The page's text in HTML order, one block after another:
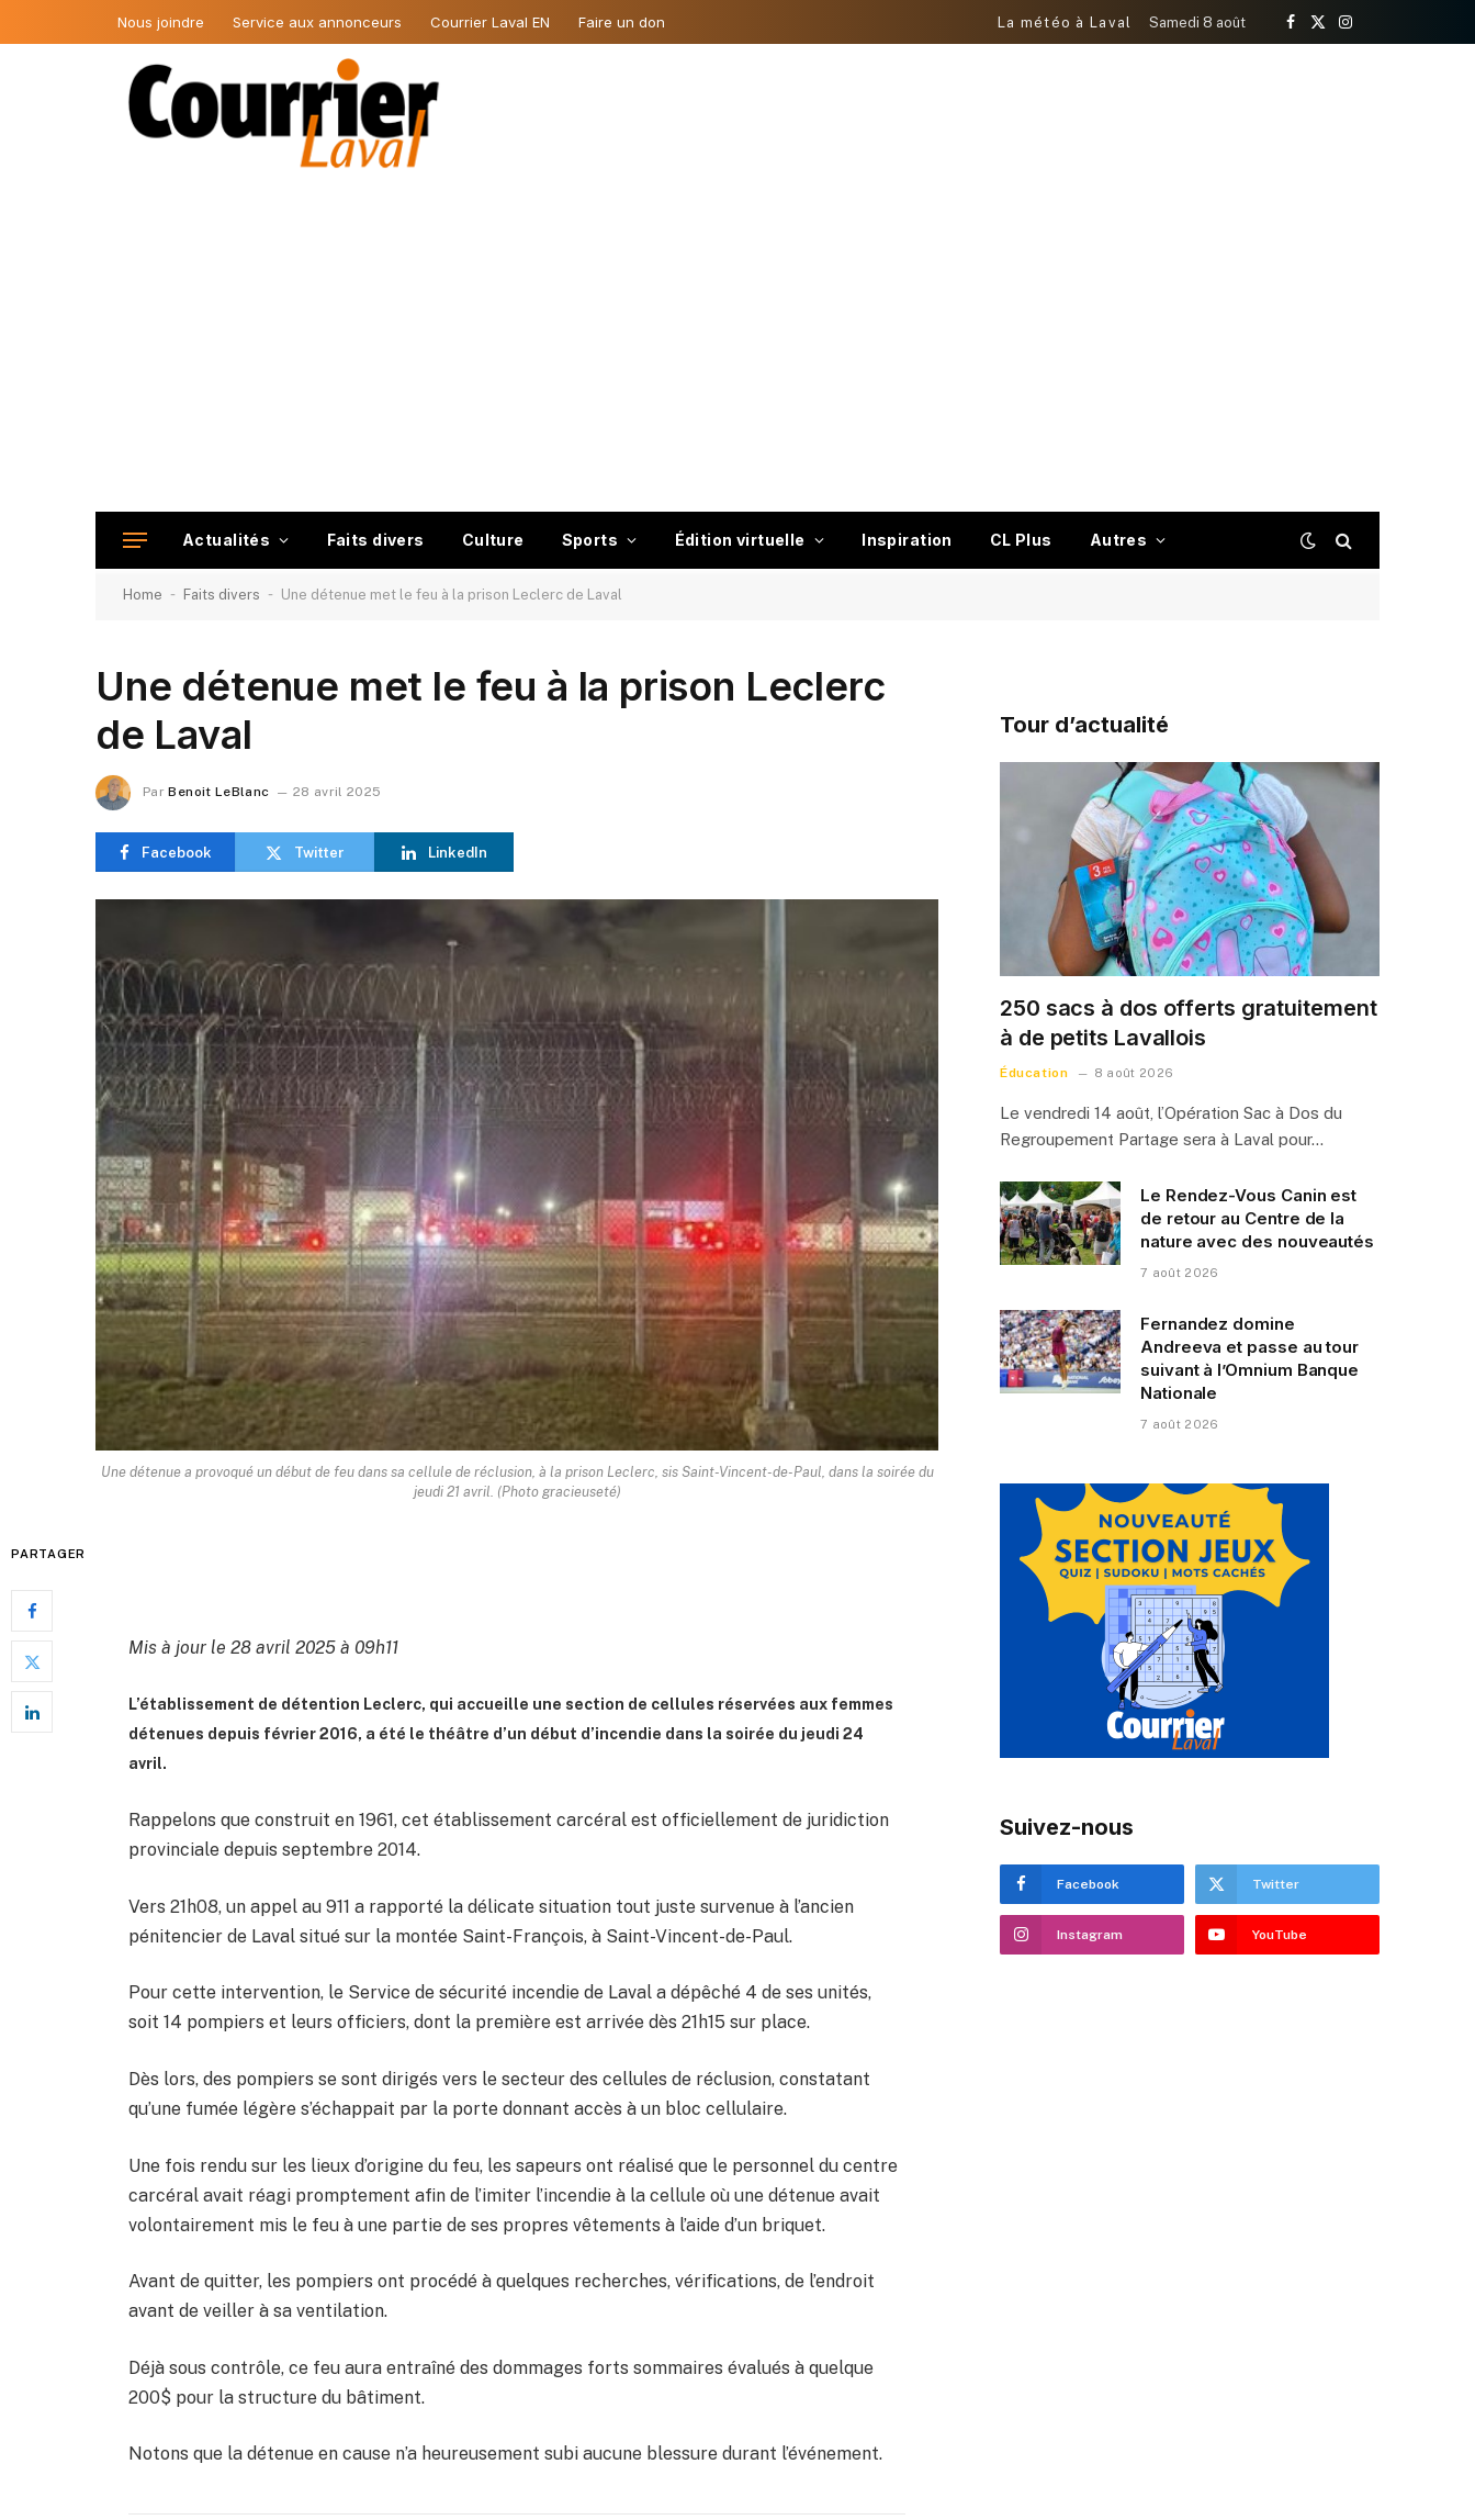
Nous joindre Service aux annonceurs Courrier Laval EN Faire un don La météo à Laval Samedi 8 août
Facebook
X
Instagram
Actualités Faits divers Culture Sports Édition virtuelle Inspiration CL Plus Autres
Home - Faits divers - Une détenue met le feu à la prison Leclerc de Laval
Une détenue met le feu à la prison Leclerc
de Laval
Par Benoit LeBlanc 28 avril 2025
Facebook Twitter LinkedIn
Une détenue a provoqué un début de feu dans sa cellule de réclusion, à la prison Leclerc, sis Saint-Vincent-de-Paul, dans la soirée du
jeudi 21 avril. (Photo gracieuseté)
PARTAGER
Mis à jour le 28 avril 2025 à 09h11
L’établissement de détention Leclerc, qui accueille une section de cellules réservées aux femmes
détenues depuis février 2016, a été le théâtre d’un début d’incendie dans la soirée du jeudi 24
avril.
Rappelons que construit en 1961, cet établissement carcéral est officiellement de juridiction
provinciale depuis septembre 2014.
Vers 21h08, un appel au 911 a rapporté la délicate situation tout juste survenue à l’ancien
pénitencier de Laval situé sur la montée Saint-François, à Saint-Vincent-de-Paul.
Pour cette intervention, le Service de sécurité incendie de Laval a dépêché 4 de ses unités,
soit 14 pompiers et leurs officiers, dont la première est arrivée dès 21h15 sur place.
Dès lors, des pompiers se sont dirigés vers le secteur des cellules de réclusion, constatant
qu’une fumée légère s’échappait par la porte donnant accès à un bloc cellulaire.
Une fois rendu sur les lieux d’origine du feu, les sapeurs ont réalisé que le personnel du centre
carcéral avait réagi promptement afin de l’imiter l’incendie à la cellule où une détenue avait
volontairement mis le feu à une partie de ses propres vêtements à l’aide d’un briquet.
Avant de quitter, les pompiers ont procédé à quelques recherches, vérifications, de l’endroit
avant de veiller à sa ventilation.
Déjà sous contrôle, ce feu aura entraîné des dommages forts sommaires évalués à quelque
200$ pour la structure du bâtiment.
Notons que la détenue en cause n’a heureusement subi aucune blessure durant l’événement.
Tour d’actualité
250 sacs à dos offerts gratuitement
à de petits Lavallois
Éducation 8 août 2026
Le vendredi 14 août, l’Opération Sac à Dos du
Regroupement Partage sera à Laval pour…
Le Rendez-Vous Canin est
de retour au Centre de la
nature avec des nouveautés
7 août 2026
Fernandez domine
Andreeva et passe au tour
suivant à l’Omnium Banque
Nationale
7 août 2026
Suivez-nous
Facebook Twitter
Instagram YouTube